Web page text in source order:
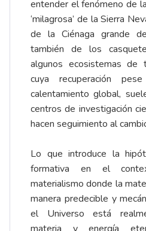
entender el fenómeno de
‘milagrosa’ de la Sierra
de la Ciénaga grande
también de los
algunos ecosistemas de
cuya recuperación
calentamiento global,
centros de investigación
hacen seguimiento al
Lo que introduce la
formativa en el
materialismo donde la
manera predecible y
el Universo está